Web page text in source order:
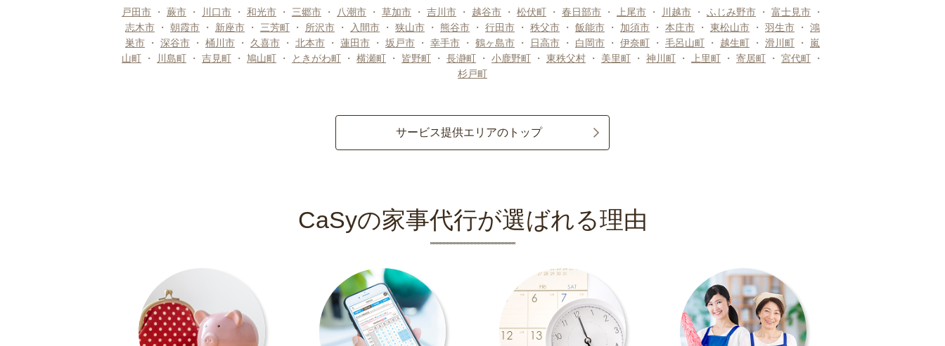
戸田市 ・ 蕨市 ・ 川口市 ・ 和光市 ・ 三郷市 ・ 八潮市 ・ 草加市 ・ 吉川市 ・ 越谷市 ・ 松伏町 ・ 春日部市 ・ 上尾市 ・ 川越市 ・ ふじみ野市 ・ 富士見市 ・
志木市 ・ 朝霞市 ・ 新座市 ・ 三芳町 ・ 所沢市 ・ 入間市 ・ 狭山市 ・ 熊谷市 ・ 行田市 ・ 秩父市 ・ 飯能市 ・ 加須市 ・ 本庄市 ・ 東松山市 ・ 羽生市 ・ 鴻
巣市 ・ 深谷市 ・ 桶川市 ・ 久喜市 ・ 北本市 ・ 蓮田市 ・ 坂戸市 ・ 幸手市 ・ 鶴ヶ島市 ・ 日高市 ・ 白岡市 ・ 伊奈町 ・ 毛呂山町 ・ 越生町 ・ 滑川町 ・ 嵐
山町 ・ 川島町 ・ 吉見町 ・ 鳩山町 ・ ときがわ町 ・ 横瀬町 ・ 皆野町 ・ 長瀞町 ・ 小鹿野町 ・ 東秩父村 ・ 美里町 ・ 神川町 ・ 上里町 ・ 寄居町 ・ 宮代町 ・
杉戸町
サービス提供エリアのトップ
CaSyの家事代行が選ばれる理由